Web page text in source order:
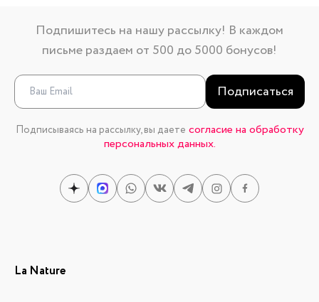
Подпишитесь на нашу рассылку! В каждом
письме раздаем от 500 до 5000 бонусов!
Подписаться
Подписываясь на рассылку, вы даете согласие на обработку
персональных данных.
La Nature